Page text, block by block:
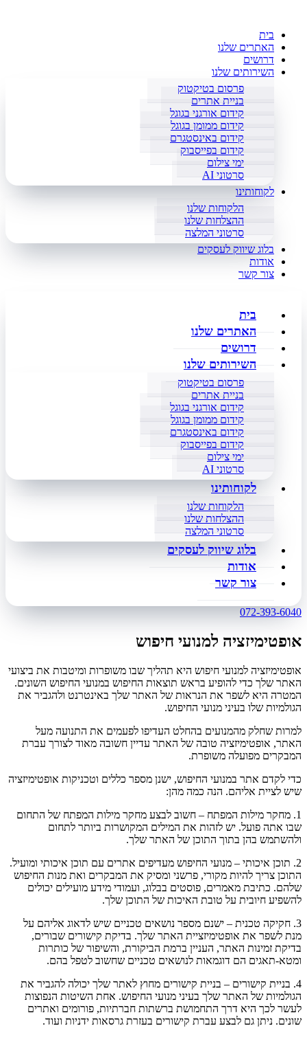
בית
האתרים שלנו
דרושים
השירותים שלנו
פרסום בטיקטוק
בניית אתרים
קידום אורגני בגוגל
קידום ממומן בגוגל
קידום באינסטגרם
קידום בפייסבוק
ימי צילום
סרטוני AI
לקוחותינו
הלקוחות שלנו
ההצלחות שלנו
סרטוני המלצה
בלוג שיווק לעסקים
אודות
צור קשר
בית
האתרים שלנו
דרושים
השירותים שלנו
פרסום בטיקטוק
בניית אתרים
קידום אורגני בגוגל
קידום ממומן בגוגל
קידום באינסטגרם
קידום בפייסבוק
ימי צילום
סרטוני AI
לקוחותינו
הלקוחות שלנו
ההצלחות שלנו
סרטוני המלצה
בלוג שיווק לעסקים
אודות
צור קשר
072-393-6040
אופטימיזציה למנועי חיפוש
אופטימיזציה למנועי חיפוש היא תהליך שבו משופרות ומיטבות את ביצועי
האתר שלך כדי להופיע בראש תוצאות החיפוש במנועי החיפוש השונים.
המטרה היא לשפר את הנראות של האתר שלך באינטרנט ולהגביר את
הגולמיות שלו בעיני מנועי החיפוש.
למרות שחלק מהמנועים בהחלט העדיפו לפעמים את התנועה מעל
האתר, אופטימיזציה טובה של האתר עדיין חשובה מאוד לצורך עברת
המבקרים מפועלה משופרת.
כדי לקדם אתר במנועי החיפוש, ישנן מספר כללים וטכניקות אופטימיזציה
שיש לציית אליהם. הנה כמה מהן:
1. מחקר מילות המפתח – חשוב לבצע מחקר מילות המפתח של התחום
שבו אתה פועל. יש לזהות את המילים המקושרות ביותר לתחום
ולהשתמש בהן בתוך התוכן של האתר שלך.
2. תוכן איכותי – מנועי החיפוש מעדיפים אתרים עם תוכן איכותי ומועיל.
התוכן צריך להיות מקורי, פרשני ומסיק את המבקרים ואת מנות החיפוש
שלהם. כתיבת מאמרים, פוסטים בבלוג, ועמודי מידע מועילים יכולים
להשפיע חיובית על טובת האיכות של התוכן שלך.
3. חקיקה טכנית – ישנם מספר נושאים טכניים שיש לדאוג אליהם על
מנת לשפר את אופטימיזציית האתר שלך. בדיקת קישורים שבורים,
בדיקת זמינות האתר, העניין ברמת הביקורת, והשיפור של כותרות
ומטא-תאגים הם דוגמאות לנושאים טכניים שחשוב לטפל בהם.
4. בניית קישורים – בניית קישורים מחוץ לאתר שלך יכולה להגביר את
הגולמיות של האתר שלך בעיני מנועי החיפוש. אחת השיטות הנפוצות
לעשר לכך היא דרך התחמושת ברשתות חברתיות, פורומים ואתרים
שונים. ניתן גם לבצע עברת קישורים בעזרת גרסאות ידניות ועוד.